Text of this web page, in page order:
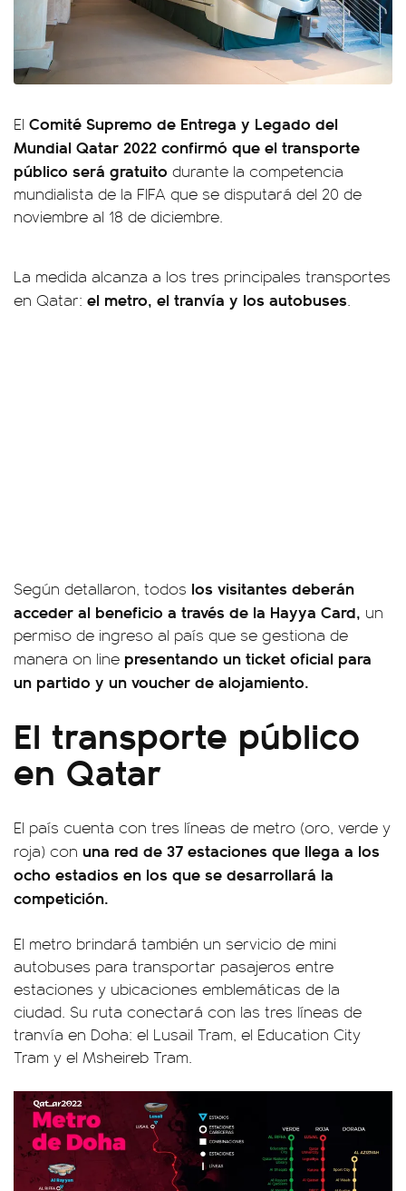
El Comité Supremo de Entrega y Legado del
Mundial Qatar 2022 confirmó que el transporte
público será gratuito durante la competencia
mundialista de la FIFA que se disputará del 20 de
noviembre al 18 de diciembre.
La medida alcanza a los tres principales transportes
en Qatar: el metro, el tranvía y los autobuses.
Según detallaron, todos los visitantes deberán
acceder al beneficio a través de la Hayya Card, un
permiso de ingreso al país que se gestiona de
manera on line presentando un ticket oficial para
un partido y un voucher de alojamiento.
El transporte público
en Qatar
El país cuenta con tres líneas de metro (oro, verde y
roja) con una red de 37 estaciones que llega a los
ocho estadios en los que se desarrollará la
competición.
El metro brindará también un servicio de mini
autobuses para transportar pasajeros entre
estaciones y ubicaciones emblemáticas de la
ciudad. Su ruta conectará con las tres líneas de
tranvía en Doha: el Lusail Tram, el Education City
Tram y el Msheireb Tram.